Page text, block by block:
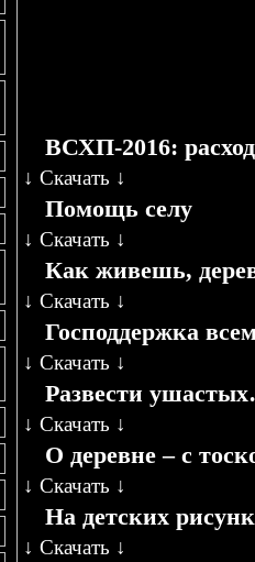
ВСХП-2016:
↓ Скачать ↓
Помощь селу
↓ Скачать ↓
Как живешь,
↓ Скачать ↓
Господдержка
↓ Скачать ↓
Развести
↓ Скачать ↓
О деревне – с
↓ Скачать ↓
На детских
↓ Скачать ↓